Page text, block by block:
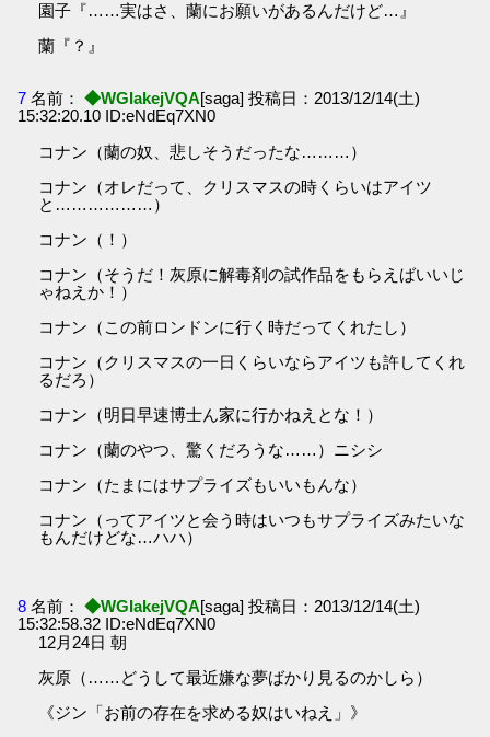
園子『……実はさ、蘭にお願いがあるんだけど…』
蘭『？』
7 名前： ◆WGIakejVQA[saga] 投稿日：2013/12/14(土)
15:32:20.10 ID:eNdEq7XN0
コナン（蘭の奴、悲しそうだったな………）
コナン（オレだって、クリスマスの時くらいはアイツ
と………………）
コナン（！）
コナン（そうだ！灰原に解毒剤の試作品をもらえばいいじ
ゃねえか！）
コナン（この前ロンドンに行く時だってくれたし）
コナン（クリスマスの一日くらいならアイツも許してくれ
るだろ）
コナン（明日早速博士ん家に行かねえとな！）
コナン（蘭のやつ、驚くだろうな……）ニシシ
コナン（たまにはサプライズもいいもんな）
コナン（ってアイツと会う時はいつもサプライズみたいな
もんだけどな…ハハ）
8 名前： ◆WGIakejVQA[saga] 投稿日：2013/12/14(土)
15:32:58.32 ID:eNdEq7XN0
12月24日 朝
灰原（……どうして最近嫌な夢ばかり見るのかしら）
《ジン「お前の存在を求める奴はいねえ」》